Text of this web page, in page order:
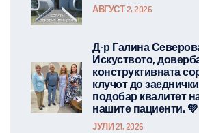
АВГУСТ 2, 2026
Д-р Галина
Искуството,
конструктивната
клучот до
подобар квалитет
нашите пациенти. 💚
ЈУЛИ 21, 2026